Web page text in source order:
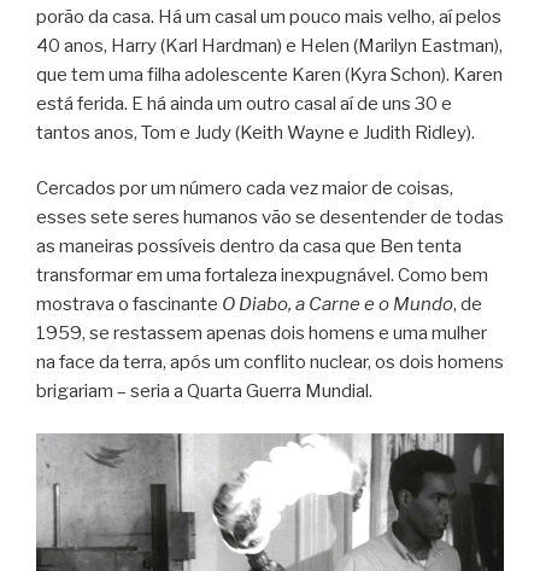
porão da casa. Há um casal um pouco mais velho, aí pelos
40 anos, Harry (Karl Hardman) e Helen (Marilyn Eastman),
que tem uma filha adolescente Karen (Kyra Schon). Karen
está ferida. E há ainda um outro casal aí de uns 30 e
tantos anos, Tom e Judy (Keith Wayne e Judith Ridley).
Cercados por um número cada vez maior de coisas,
esses sete seres humanos vão se desentender de todas
as maneiras possíveis dentro da casa que Ben tenta
transformar em uma fortaleza inexpugnável. Como bem
mostrava o fascinante O Diabo, a Carne e o Mundo, de
1959, se restassem apenas dois homens e uma mulher
na face da terra, após um conflito nuclear, os dois homens
brigariam – seria a Quarta Guerra Mundial.